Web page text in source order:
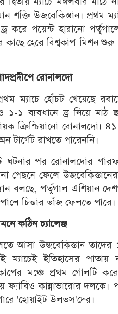
শক্তি উজবেকিস্তান। প্রথম
পয়েন্ট হারানো
কাছে হেরে বিশ্বকাপ মিশন
রোনালদো
হোঁচট খেয়েছে
১ ব্যবধানে ড্র নিয়ে মাঠ
ক্রিশ্চিয়ানো রোনালদো।
রাখতে পারেননি।
ঘটনার পর রোনালদোর
পেছনে ফেলে
বলছে, পর্তুগাল এশিয়ান
চিন্তার ভাঁজ ফেলতে পারে।
কঠিন চ্যালেঞ্জ
আসা উজবেকিস্তান তাদের
ইতিহাসের পাতায়
মঞ্চে প্রথম গোলটি
কান্নাভারোর দলকে।
'হোয়াইট উলভস'দের।